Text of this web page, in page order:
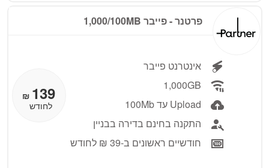
פרטנר - פייבר 1,000/100MB
אינטרנט פייבר
1,000GB
Upload עד 100Mb
התקנה בחינם בדירה בבניין
חודשיים ראשונים ב-39 ₪ לחודש
139
₪
לחודש